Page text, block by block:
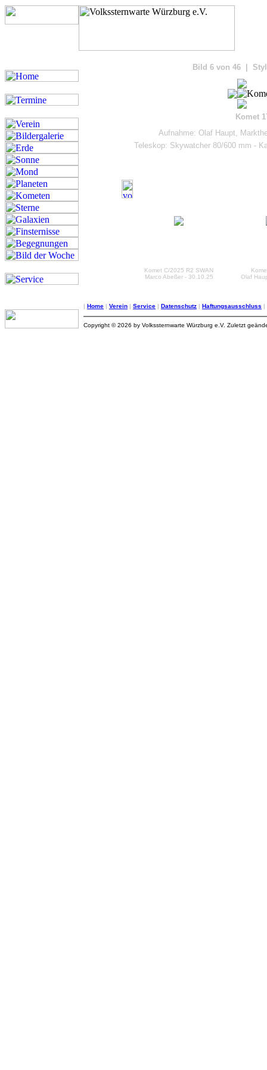
Bild 6 von 46 |
Komet
Aufnahme: Olaf Haupt,
Teleskop: Skywatcher 80/600 mm -
Komet C/2025 R2 SWAN
Marco Abeßer - 30.10.25
Olaf
| Home | Verein | Service | Datenschutz | Haftungsausschluss |
Copyright © 2026 by Volkssternwarte Würzburg e.V. Zuletzt